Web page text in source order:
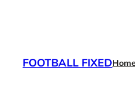
FOOTBALL FIXEDHome